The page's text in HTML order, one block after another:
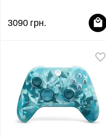
3090 грн.